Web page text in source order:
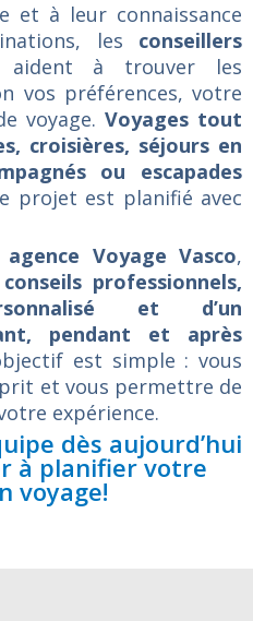
et à leur connaissance
les conseillers
aident à trouver les
vos préférences, votre
voyage. Voyages tout
croisières, séjours en
ou escapades
projet est planifié avec
agence Voyage Vasco,
conseils professionnels,
et d’un
pendant et après
est simple : vous
et vous permettre de
expérience.
dès aujourd’hui
à planifier votre
voyage!